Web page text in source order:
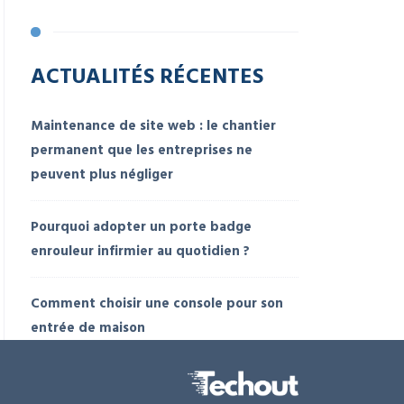
ACTUALITÉS RÉCENTES
Maintenance de site web : le chantier
permanent que les entreprises ne
peuvent plus négliger
Pourquoi adopter un porte badge
enrouleur infirmier au quotidien ?
Comment choisir une console pour son
entrée de maison